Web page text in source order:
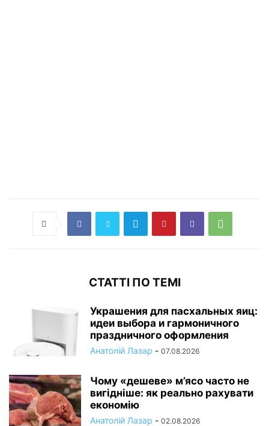
СТАТТІ ПО ТЕМІ
Украшения для пасхальных яиц:
идеи выбора и гармоничного
праздничного оформления
Анатолій Лазар - 07.08.2026
Чому «дешеве» м’ясо часто не
вигідніше: як реально рахувати
економію
Анатолій Лазар - 02.08.2026